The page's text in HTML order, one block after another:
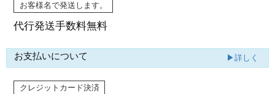
お客様名で発送します。
代行発送手数料無料
お支払いについて ▶詳しく
クレジットカード決済